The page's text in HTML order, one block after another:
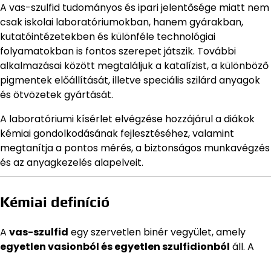
A vas-szulfid tudományos és ipari jelentősége miatt nem
csak iskolai laboratóriumokban, hanem gyárakban,
kutatóintézetekben és különféle technológiai
folyamatokban is fontos szerepet játszik. További
alkalmazásai között megtaláljuk a katalízist, a különböző
pigmentek előállítását, illetve speciális szilárd anyagok
és ötvözetek gyártását.
A laboratóriumi kísérlet elvégzése hozzájárul a diákok
kémiai gondolkodásának fejlesztéséhez, valamint
megtanítja a pontos mérés, a biztonságos munkavégzés
és az anyagkezelés alapelveit.
Kémiai definíció
A vas-szulfid egy szervetlen binér vegyület, amely
egyetlen vasionból és egyetlen szulfidionból áll. A